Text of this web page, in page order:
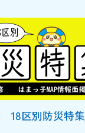
18区別防災特集